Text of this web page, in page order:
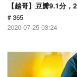
【越哥】豆瓣9.1分
# 365
2020-07-25 03:24